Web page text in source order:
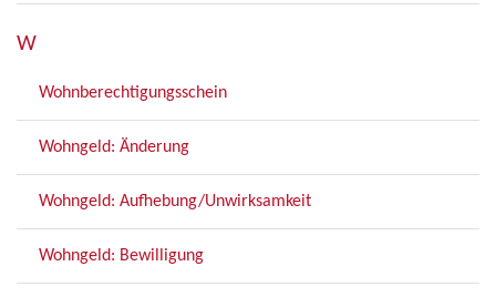
W
Wohnberechtigungsschein
Wohngeld: Änderung
Wohngeld: Aufhebung/Unwirksamkeit
Wohngeld: Bewilligung